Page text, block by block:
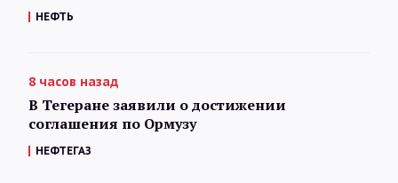
НЕФТЬ
8 часов назад
В Тегеране заявили о достижении
соглашения по Ормузу
НЕФТЕГАЗ